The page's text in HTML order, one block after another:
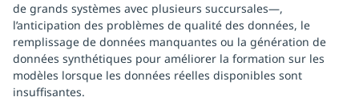
de grands systèmes avec plusieurs succursales—,
l’anticipation des problèmes de qualité des données, le
remplissage de données manquantes ou la génération de
données synthétiques pour améliorer la formation sur les
modèles lorsque les données réelles disponibles sont
insuffisantes.